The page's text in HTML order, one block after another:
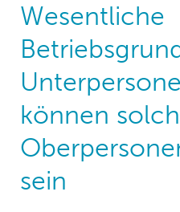
Wesentliche
können
sein